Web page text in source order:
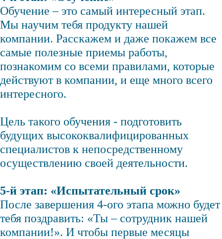
Обучение – это самый интересный этап.
Мы научим тебя продукту нашей
компании. Расскажем и даже покажем все
самые полезные приемы работы,
познакомим со всеми правилами, которые
действуют в компании, и еще много всего
интересного.
Цель такого обучения - подготовить
будущих высококвалифицированных
специалистов к непосредственному
осуществлению своей деятельности.
5-й этап: «Испытательный срок»
После завершения 4-ого этапа можно будет
тебя поздравить: «Ты – сотрудник нашей
компании!». И чтобы первые месяцы